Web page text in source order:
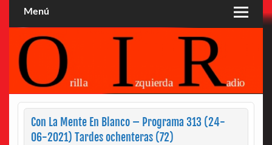
Menú
Con La Mente En Blanco – Programa 313 (24-
06-2021) Tardes ochenteras (72)